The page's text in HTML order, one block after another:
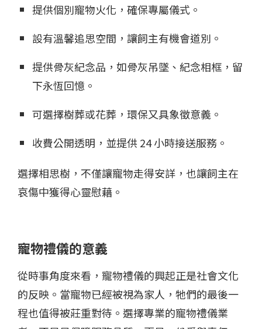
提供個別寵物火化，確保專屬儀式。
設有溫馨追思空間，讓飼主有機會道別。
提供骨灰紀念品，如骨灰吊墜、紀念相框，留
下永恆回憶。
可選擇樹葬或花葬，環保又具象徵意義。
收費公開透明，並提供 24 小時接送服務。
選擇相思樹，不僅讓寵物走得安詳，也讓飼主在
哀傷中獲得心靈慰藉。
寵物禮儀的意義
從時事角度來看，寵物禮儀的興起正是社會文化
的反映。當寵物已經被視為家人，牠們的最後一
程也值得被莊重對待。選擇專業的寵物禮儀業